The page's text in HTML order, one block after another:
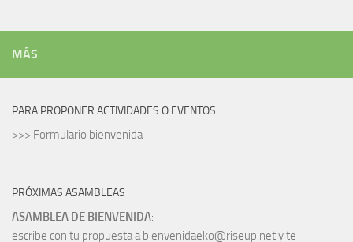
MÁS
PARA PROPONER ACTIVIDADES O EVENTOS
>>> Formulario bienvenida
PRÓXIMAS ASAMBLEAS
ASAMBLEA DE BIENVENIDA:
escribe con tu propuesta a bienvenidaeko@riseup.net y te